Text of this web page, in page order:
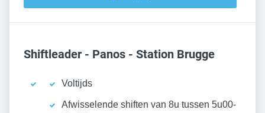
Shiftleader - Panos - Station Brugge
Voltijds
Afwisselende shiften van 8u tussen 5u00-